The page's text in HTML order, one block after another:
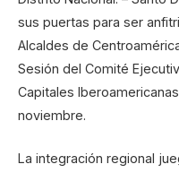
sus puertas para ser
Alcaldes de
Sesión del Comité
Capitales
noviembre.
La integración regional